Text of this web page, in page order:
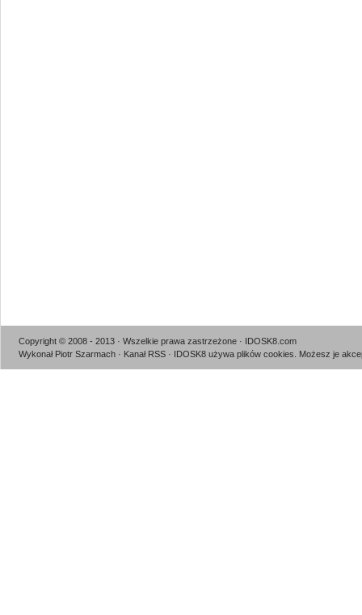
Copyright © 2008 - 2013 · Wszelkie prawa zastrzeżone · IDOSK8.com
Wykonał Piotr Szarmach · Kanał RSS · IDOSK8 używa plików cookies. Możesz je